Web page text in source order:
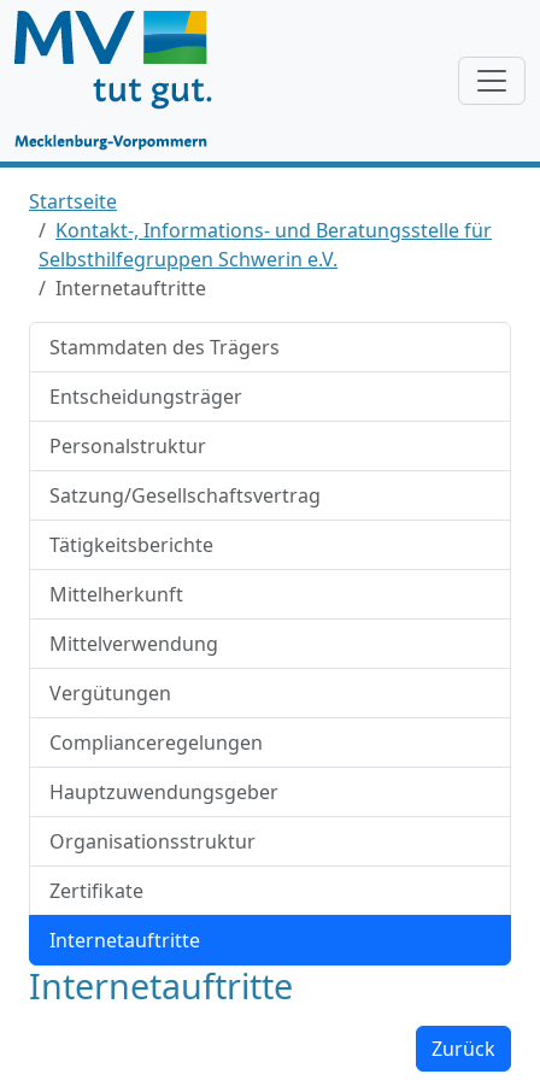
Startseite
Kontakt-, Informations- und Beratungsstelle für
Selbsthilfegruppen Schwerin e.V.
Internetauftritte
Stammdaten des Trägers
Entscheidungsträger
Personalstruktur
Satzung/Gesellschaftsvertrag
Tätigkeitsberichte
Mittelherkunft
Mittelverwendung
Vergütungen
Complianceregelungen
Hauptzuwendungsgeber
Organisationsstruktur
Zertifikate
Internetauftritte
Internetauftritte
Zurück